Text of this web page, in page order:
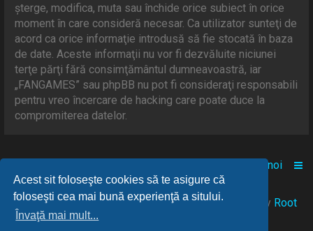
Acest sit foloseşte cookies să te asigure că
foloseşti cea mai bună experienţă a sitului.
Învaţă mai mult...
şterge, modifica, muta sau închide orice subiect în orice
moment în care consideră necesar. Ca utilizator sunteţi de
acord ca orice informaţie introdusă să fie stocată în baza
de date. Aceste informaţii nu vor fi dezvăluite niciunei
terţe părţi fără consimţământul dumneavoastră, iar
„FANGAMES” sau phpBB nu pot fi consideraţi responsabili
pentru vreo încercare de hacking care poate duce la
compromiterea datelor.
Despre noi
© 2021-2025 Powered byFANGAMES™• Design by Root